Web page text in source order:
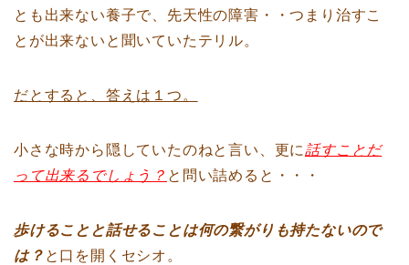
とも出来ない養子で、先天性の障害・・つまり治すこ
とが出来ないと聞いていたテリル。
だとすると、答えは１つ。
小さな時から隠していたのねと言い、更に話すことだ
って出来るでしょう？ と問い詰めると・・・
歩けることと話せることは何の繋がりも持たないので
は？ と口を開くセシオ。